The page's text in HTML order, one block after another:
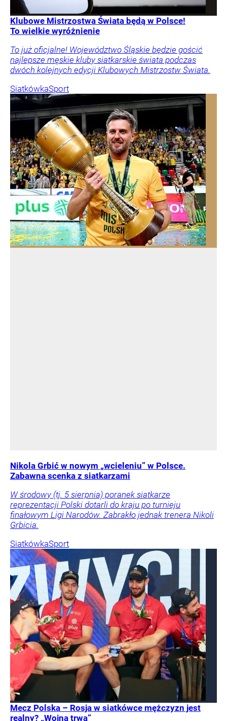
Klubowe Mistrzostwa Świata będą w Polsce!
To wielkie wyróżnienie
To już oficjalne! Województwo Śląskie będzie gościć
najlepsze męskie kluby siatkarskie świata podczas
dwóch kolejnych edycji Klubowych Mistrzostw Świata.
SiatkówkaSport
Nikola Grbić w nowym „wcieleniu” w Polsce.
Zabawna scenka z siatkarzami
W środowy (tj. 5 sierpnia) poranek siatkarze
reprezentacji Polski dotarli do kraju po turnieju
finałowym Ligi Narodów. Zabrakło jednak trenera Nikoli
Grbicia.
SiatkówkaSport
Mecz Polska – Rosja w siatkówce mężczyzn jest
realny? „Wojna trwa”